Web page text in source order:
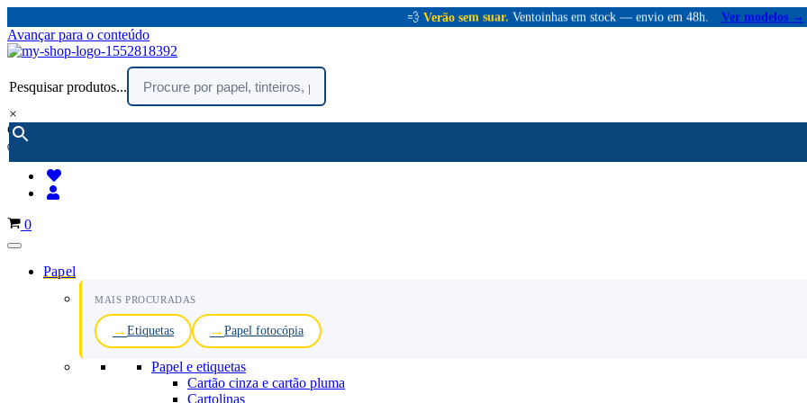
💨 Verão sem suar. Ventoinhas em stock — envio em 48h. Ver modelos →
Avançar para o conteúdo
Pesquisar produtos...
×
encomendar por telefone :
(chamada rede fixa nacional)
Carrinho
0
Papel
MAIS PROCURADAS
Etiquetas Papel fotocópia
Papel e etiquetas
Cartão cinza e cartão pluma
Cartolinas